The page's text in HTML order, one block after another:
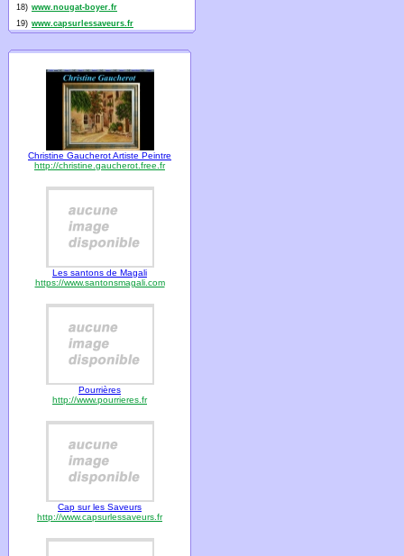
18) www.nougat-boyer.fr
19) www.capsurlessaveurs.fr
Christine Gaucherot Artiste Peintre
http://christine.gaucherot.free.fr
Les santons de Magali
https://www.santonsmagali.com
Pourrières
http://www.pourrieres.fr
Cap sur les Saveurs
http://www.capsurlessaveurs.fr